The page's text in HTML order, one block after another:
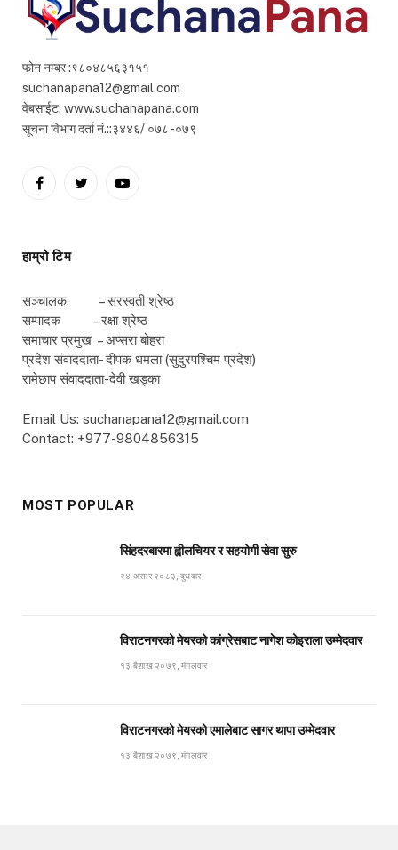
फोन नम्बर :९८०४८५६३१५१
suchanapana12@gmail.com
वेबसाईट: www.suchanapana.com
सूचना विभाग दर्ता नं.::३४४६/ ०७८ -०७९
FacebookTwitterYouTube
हाम्रो टिम
सञ्चालक – सरस्वती श्रेष्ठ
सम्पादक – रक्षा श्रेष्ठ
समाचार प्रमुख – अप्सरा बोहरा
प्रदेश संवाददाता- दीपक धमला (सुदुरपश्चिम प्रदेश)
रामेछाप संवाददाता-देवी खड्का
Email Us: suchanapana12@gmail.com
Contact: +977-9804856315
MOST POPULAR
सिंहदरबारमा ह्वीलचियर र सहयोगी सेवा सुरु
२४ असार २०८३, बुधबार
विराटनगरको मेयरको कांग्रेसबाट नागेश कोइराला उम्मेदवार
१३ बैशाख २०७९, मंगलवार
विराटनगरको मेयरको एमालेबाट सागर थापा उम्मेदवार
१३ बैशाख २०७९, मंगलवार